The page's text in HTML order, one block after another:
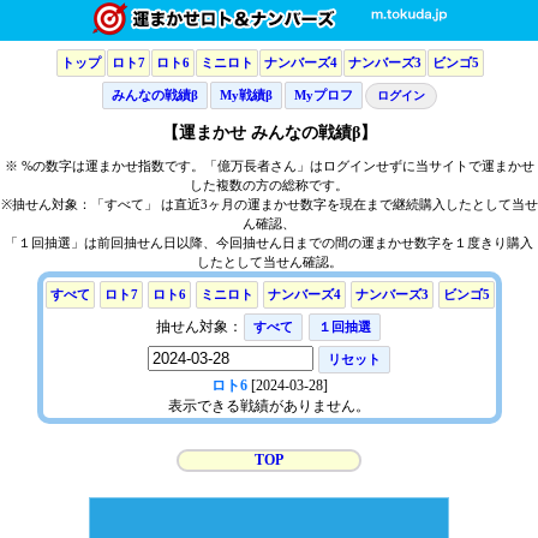
トップ ロト7 ロト6 ミニロト ナンバーズ4 ナンバーズ3 ビンゴ5
みんなの戦績β My戦績β Myプロフ ログイン
【運まかせ みんなの戦績β】
※ %の数字は運まかせ指数です。「億万長者さん」はログインせずに当サイトで運まかせ
した複数の方の総称です。
※抽せん対象：「すべて」 は直近3ヶ月の運まかせ数字を現在まで継続購入したとして当せ
ん確認、
「１回抽選」は前回抽せん日以降、今回抽せん日までの間の運まかせ数字を１度きり購入
したとして当せん確認。
すべて ロト7 ロト6 ミニロト ナンバーズ4 ナンバーズ3 ビンゴ5
抽せん対象： すべて １回抽選
リセット
ロト6 [2024-03-28]
表示できる戦績がありません。
TOP